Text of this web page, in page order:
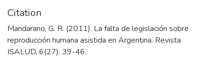
Citation
Mandarano, G. R. (2011). La falta de legislación sobre
reproducción humana asistida en Argentina. Revista
ISALUD, 6(27), 39-46.